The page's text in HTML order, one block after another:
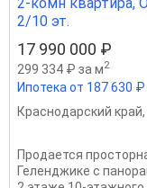
2/10 эт.
17 990 000 ₽
299 334 ₽ за м2
Ипотека от 187 630
Краснодарский край,
Продается
Геленджике с